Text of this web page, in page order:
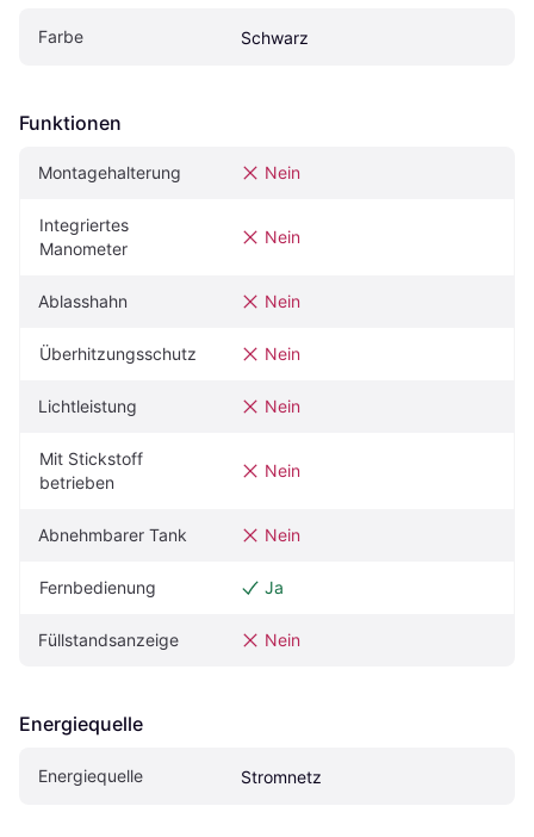
Farbe Schwarz
Funktionen
Montagehalterung Nein
Integriertes
Manometer
Nein
Ablasshahn Nein
Überhitzungsschutz Nein
Lichtleistung Nein
Mit Stickstoff
betrieben
Nein
Abnehmbarer Tank Nein
Fernbedienung Ja
Füllstandsanzeige Nein
Energiequelle
Energiequelle Stromnetz